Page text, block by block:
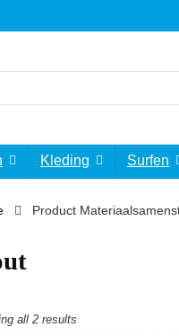
Kleding Surfen
Product
all 2 results